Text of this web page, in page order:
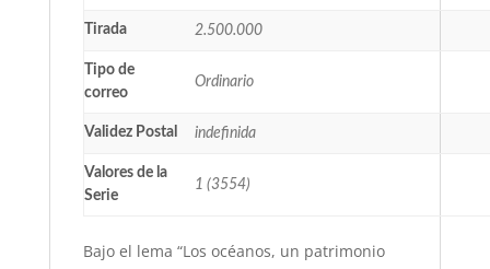
Tirada 2.500.000
Tipo de
correo
Ordinario
Validez Postal indefinida
Valores de la
Serie
1 (3554)
Bajo el lema “Los océanos, un patrimonio